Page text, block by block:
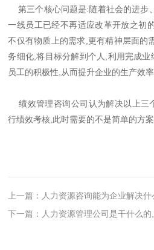
第三个核心问题是:随着社会的进步
一线员工已经不再适应改革开放之初
不仅有物质上的需求,更有精神层面的
务细化,将目标分解到个人,利用完成
员工的积极性,从而提升企业的生产效
绩效管理咨询公司认为解决以上三
行绩效考核,此时需要的不是简单的方
上一篇： 人力资源咨询能为企业解决
下一篇： 人力资源管理公司是干什么